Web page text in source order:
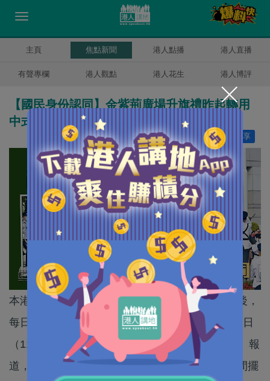
主頁 焦點新聞 港人點播 港人直播
有聲專欄 港人觀點 港人花生 港人博評
【國民身份認同】金紫荊廣場升旗禮昨起轉用
中式步操
分享
讚好 8
本港各大紀律部隊於去年年初逐步引入中式步操後，
每日早上8時在灣仔金紫荊廣場舉行的升旗禮，昨日
（11日）起亦改以中式步操進行。據《東方日報》報
道，昨早舉行升旗禮時，現場警務人員於步操期間擺